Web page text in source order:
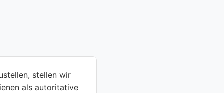
stellen wir
als autoritative